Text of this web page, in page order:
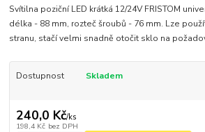
Svítilna poziční LED krátká 12/24V FRISTOM
délka - 88 mm, rozteč šroubů - 76 mm. Lze
stranu, stačí velmi snadně otočit sklo na
Dostupnost Skladem
240,0 Kč/ks
198,4 Kč bez DPH